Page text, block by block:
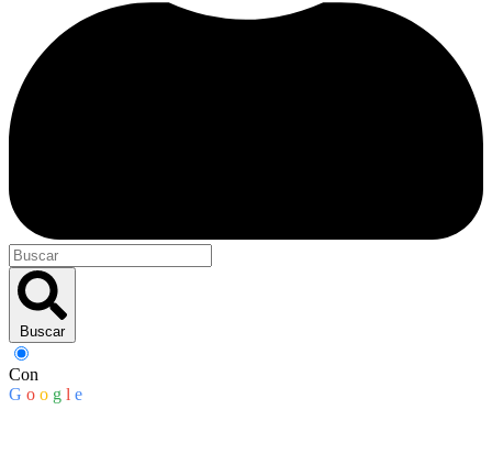
Buscar
Con
G o o g l e